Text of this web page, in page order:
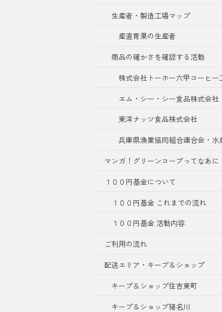
生産者・製造工場マップ
産直青果の生産者
商品の確かさを確認する活動
株式会社トーホー六甲コーヒー
エム・シー・シー食品株式会社
東洋ナッツ食品株式会社
兵庫県漁業協同組合連合会・水
マンガ！グリーンコープってなあに
１００円基金について
１００円基金 これまでの流れ
１００円基金 活動内容
ご利用の流れ
配送エリア・キープ＆ショップ
キープ＆ショップ住吉東町
キープ＆ショップ猪名川